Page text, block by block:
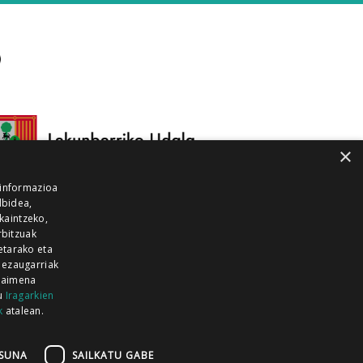
GUKA
×
eta
Iragarkien
atalean.
SAILKATU GABE